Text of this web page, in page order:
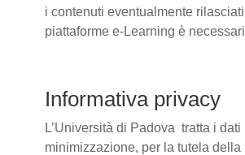
i contenuti eventualmente
piattaforme e-Learning è
Informativa privacy
L’Università di Padova tratta i
minimizzazione, per la tutela